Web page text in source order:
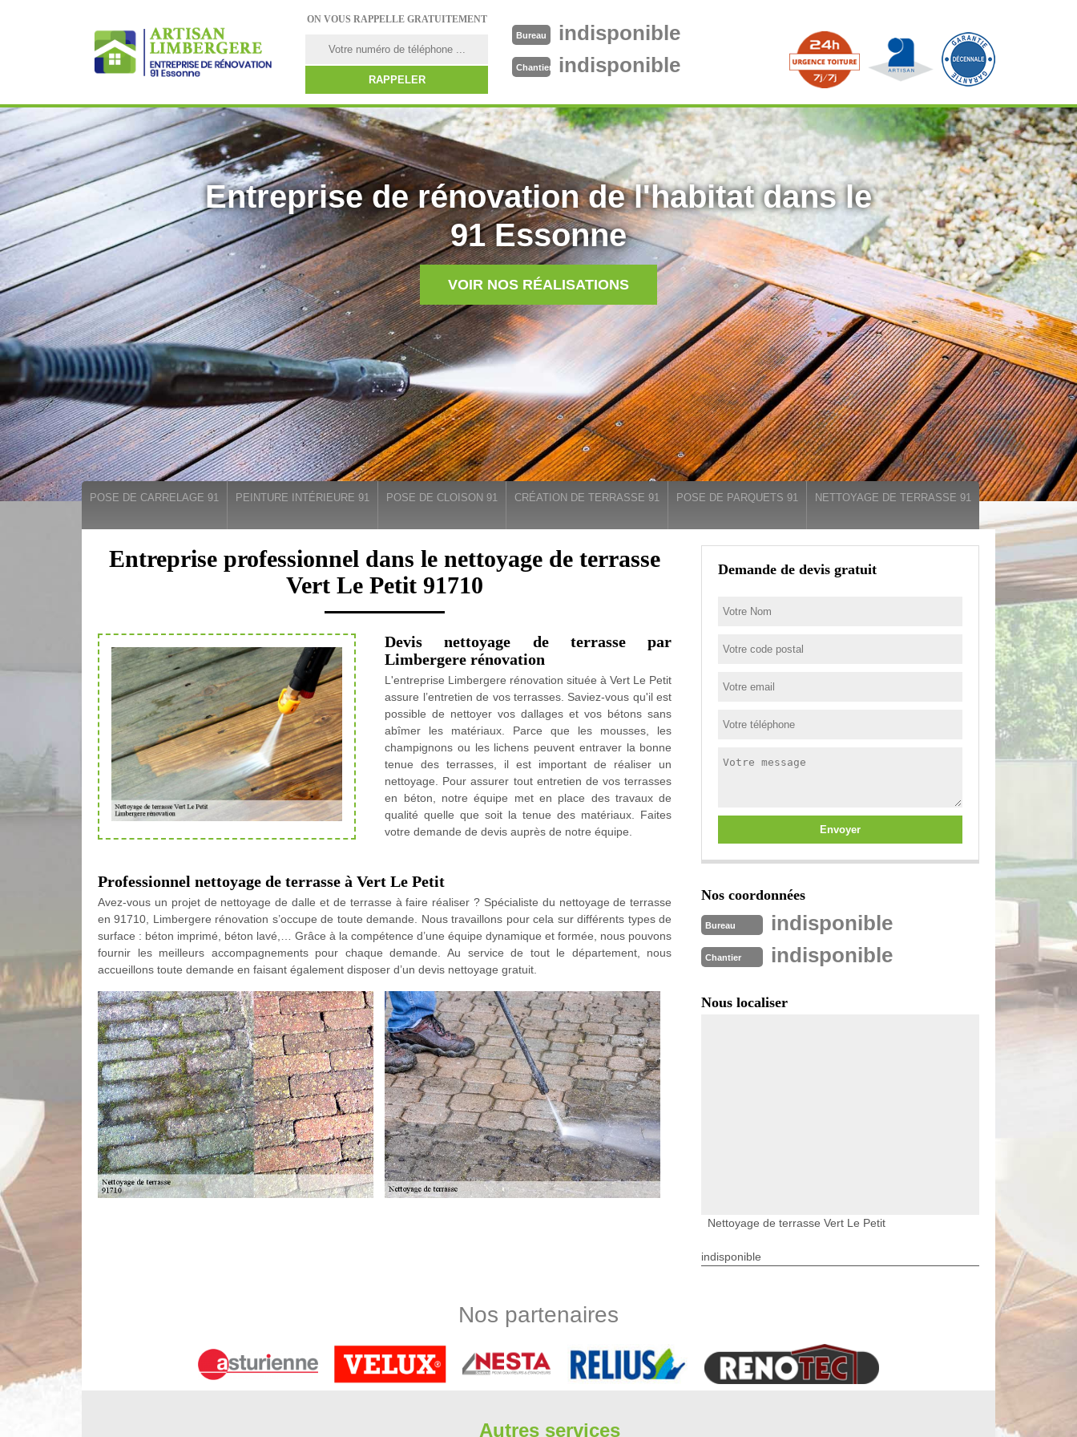
ON VOUS RAPPELLE GRATUITEMENT
Bureau indisponible
Chantier indisponible
Entreprise de rénovation de l'habitat dans le
91 Essonne
VOIR NOS RÉALISATIONS
POSE DE CARRELAGE 91 PEINTURE INTÉRIEURE 91 POSE DE CLOISON 91 CRÉATION DE TERRASSE 91 POSE DE PARQUETS 91 NETTOYAGE DE TERRASSE 91
Entreprise professionnel dans le nettoyage de terrasse
Vert Le Petit 91710
Devis nettoyage de terrasse par
Limbergere rénovation
L'entreprise Limbergere rénovation située à Vert Le Petit
assure l’entretien de vos terrasses. Saviez-vous qu'il est
possible de nettoyer vos dallages et vos bétons sans
abîmer les matériaux. Parce que les mousses, les
champignons ou les lichens peuvent entraver la bonne
tenue des terrasses, il est important de réaliser un
nettoyage. Pour assurer tout entretien de vos terrasses
en béton, notre équipe met en place des travaux de
qualité quelle que soit la tenue des matériaux. Faites
votre demande de devis auprès de notre équipe.
Professionnel nettoyage de terrasse à Vert Le Petit
Avez-vous un projet de nettoyage de dalle et de terrasse à faire réaliser ? Spécialiste du nettoyage de terrasse
en 91710, Limbergere rénovation s’occupe de toute demande. Nous travaillons pour cela sur différents types de
surface : béton imprimé, béton lavé,… Grâce à la compétence d’une équipe dynamique et formée, nous pouvons
fournir les meilleurs accompagnements pour chaque demande. Au service de tout le département, nous
accueillons toute demande en faisant également disposer d’un devis nettoyage gratuit.
nous pouvons faire un décapage de la surface. En activité sur 91710, notre équipe de nettoyeur à Vert Le Petit
Quel coût pour un nettoyage de terrasse ?
Pour les différents besoins en nettoyage de dallage et terrasse à Vert Le Petit, Limbergere rénovation s’occupe
Demande de devis gratuit
Nos coordonnées
Bureau indisponible
Chantier indisponible
Nous localiser
Nettoyage de terrasse Vert Le Petit
indisponible
Nos partenaires
Autres services